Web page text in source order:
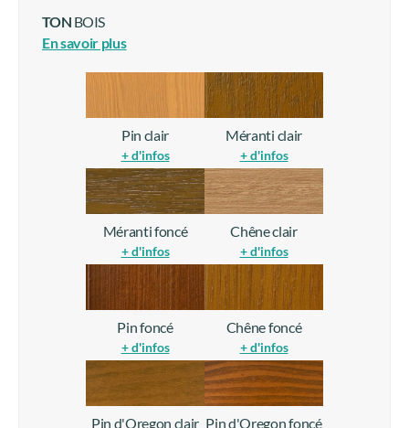
TON BOIS
En savoir plus
Pin clair
+ d'infos
Méranti clair
+ d'infos
Méranti foncé
+ d'infos
Chêne clair
+ d'infos
Pin foncé
+ d'infos
Chêne foncé
+ d'infos
Pin d'Oregon clair Pin d'Oregon foncé